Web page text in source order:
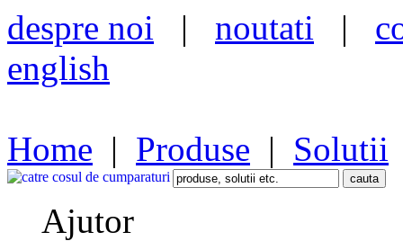
despre noi | noutati |
english
Home | Produse | Solutii
Ajutor